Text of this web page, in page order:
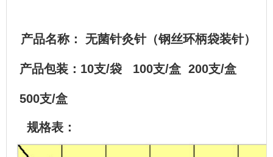
产品名称： 无菌针灸针（钢丝环柄袋装针）
产品包装：10支/袋 100支/盒 200支/盒
500支/盒
规格表：